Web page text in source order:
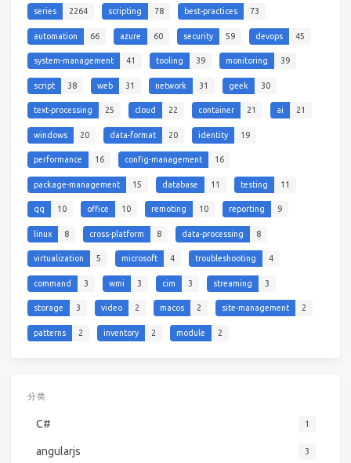
series 2264 scripting 78 best-practices 73
automation 66 azure 60 security 59 devops 45
system-management 41 tooling 39 monitoring 39
script 38 web 31 network 31 geek 30
text-processing 25 cloud 22 container 21 ai 21
windows 20 data-format 20 identity 19
performance 16 config-management 16
package-management 15 database 11 testing 11
qq 10 office 10 remoting 10 reporting 9
linux 8 cross-platform 8 data-processing 8
virtualization 5 microsoft 4 troubleshooting 4
command 3 wmi 3 cim 3 streaming 3
storage 3 video 2 macos 2 site-management 2
patterns 2 inventory 2 module 2
分类
C# 1
angularjs 3